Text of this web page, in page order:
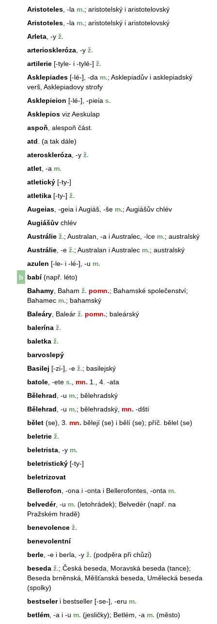
Aristoteles , -la m.; aristotelský i aristotelovský
Aristoteles , -la m.; aristotelský i aristotelovský
Arleta , -y ž.
arterioskleróza , -y ž.
artilerie [-tyle- i -tylé-] ž.
Asklepiades [-lé-], -da m.; Asklepiadův i asklepiadský
verš, Asklepiadovy strofy
Asklepieion [-lé-], -pieia s.
Asklepios viz Aeskulap
aspoň , alespoň část.
atd . (a tak dále)
ateroskleróza , -y ž.
atlet , -a m.
atletický [-ty-]
atletika [-ty-] ž.
Augeias , -geia i Augiáš, -še m.; Augiášův chlév
Augiášův chlév
Austrálie ž.; Australan, -a i Australec, -lce m.; australský
Austrálie , -e ž.; Australan i Australec m.; australský
azulen [-le- i -lé-], -u m.
b
babí(např. léto)
Bahamy , Baham ž. pomn.; Bahamské společenství;
Bahamec m.; bahamský
Baleáry , Baleár ž. pomn.; baleárský
balerína ž.
baletka ž.
barvoslepý
Basilej [-zi-], -e ž.; basilejský
batole , -ete s. mn. 1., 4. -ata
Bělehrad , -u m.; bělehradský
Bělehrad , -u m.; bělehradský, mn. -dští
bělet (se), 3. mn. bělejí (se) i bělí (se); příč. bělel (se)
beletrie ž.
beletrista , -y m.
beletristický [-ty-]
beletrizovat
Bellerofon , -ona i -onta i Bellerofontes, -onta m.
belvedér, -u m. (letohrádek); Belvedér (např. na
Pražském hradě)
benevolence ž.
benevolentní
berle , -e i berla, -y ž. (podpěra při chůzi)
beseda ž.; Česká beseda , Moravská beseda (tance);
Beseda brněnská, Měšťanská beseda , Umělecká beseda
(spolky)
bestseleri bestseller [-se-], -eru m.
betlém , -a i -u m. (jesličky); Betlém, -a m. (město)